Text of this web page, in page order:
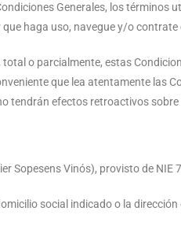
Generales, los términos
haga uso, navegue y/o
total o parcialmente, estas
que lea atentamente las
tendrán efectos retroactivos
Sopesens Vinós), provisto de
social indicado o la